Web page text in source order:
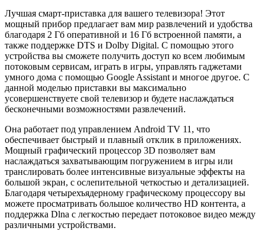
Лучшая смарт-приставка для вашего телевизора! Этот
мощный прибор предлагает вам мир развлечений и удобства
благодаря 2 Гб оперативной и 16 Гб встроенной памяти, а
также поддержке DTS и Dolby Digital. С помощью этого
устройства вы сможете получить доступ ко всем любимым
потоковым сервисам, играть в игры, управлять гаджетами
умного дома с помощью Google Assistant и многое другое. С
данной моделью приставки вы максимально
усовершенствуете свой телевизор и будете наслаждаться
бесконечными возможностями развлечений.
Она работает под управлением Android TV 11, что
обеспечивает быстрый и плавный отклик в приложениях.
Мощный графический процессор 3D позволяет вам
наслаждаться захватывающим погружением в игры или
транслировать более интенсивные визуальные эффекты на
большой экран, с ослепительной четкостью и детализацией.
Благодаря четырехъядерному графическому процессору вы
можете просматривать большое количество HD контента, а
поддержка Dlna с легкостью передает потоковое видео между
различными устройствами.